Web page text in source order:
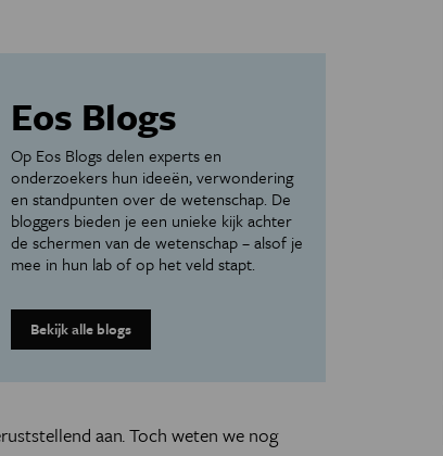
Eos Blogs
Op Eos Blogs delen experts en
onderzoekers hun ideeën, verwondering
en standpunten over de wetenschap. De
bloggers bieden je een unieke kijk achter
de schermen van de wetenschap – alsof je
mee in hun lab of op het veld stapt.
Bekijk alle blogs
aan. Toch weten we nog